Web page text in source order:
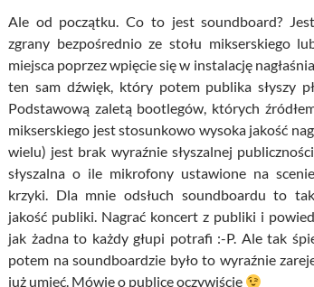
Ale od początku. Co to jest soundboard?
zgrany bezpośrednio ze stołu mikserskiego
miejsca poprzez wpięcie się w instalację
ten sam dźwięk, który potem publika słyszy
Podstawową zaletą bootlegów, których
mikserskiego jest stosunkowo wysoka jakość
wielu) jest brak wyraźnie słyszalnej
słyszalna o ile mikrofony ustawione na
krzyki. Dla mnie odsłuch soundboardu to
jakość publiki. Nagrać koncert z publiki i
jak żadna to każdy głupi potrafi :-P. Ale tak
potem na soundboardzie było to wyraźnie
już umieć. Mówię o publice oczywiście